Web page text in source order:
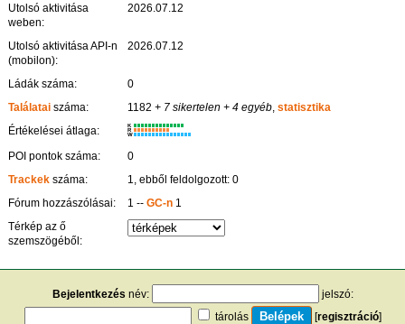
Utolsó aktivitása
weben:
2026.07.12
Utolsó aktivitása API-n
(mobilon):
2026.07.12
Ládák száma:
0
Találatai száma: 1182 + 7 sikertelen + 4 egyéb ,statisztika
Értékelései átlaga:
K
R
W
POI pontok száma:
0
Trackek száma:
1, ebből feldolgozott: 0
Fórum hozzászólásai:
1 --GC-n 1
Térkép az ő
szemszögéből:
Bejelentkezés név:
jelszó:
tárolás
[regisztráció]